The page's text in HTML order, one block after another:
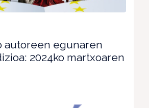
autoreen egunaren
2024ko martxoaren